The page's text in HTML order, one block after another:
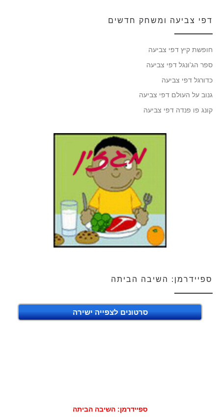
דפי צביעה ומשחק חדשים
חופשת קיץ דפי צביעה
ספר הג'ונגל דפי צביעה
כדורגל דפי צביעה
גנוב על העולם דפי צביעה
קונג פו פנדה דפי צביעה
ספיידרמן: השיבה הביתה
סרטונים לצפייה ישירה
ספיידרמן: השיבה הביתה